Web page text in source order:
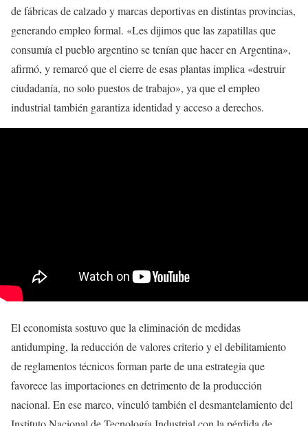
de fábricas de calzado y marcas deportivas en distintas provincias,
generando empleo formal. «Les dijimos que las zapatillas que
consumía el pueblo argentino se tenían que hacer en Argentina»,
afirmó, y remarcó que el cierre de esas plantas implica «destruir
ciudadanía, no solo puestos de trabajo», ya que el empleo
industrial también garantiza identidad y acceso a derechos.
El economista sostuvo que la eliminación de medidas
antidumping, la reducción de valores criterio y el debilitamiento
de reglamentos técnicos forman parte de una estrategia que
favorece las importaciones en detrimento de la producción
nacional. En ese marco, vinculó también el desmantelamiento del